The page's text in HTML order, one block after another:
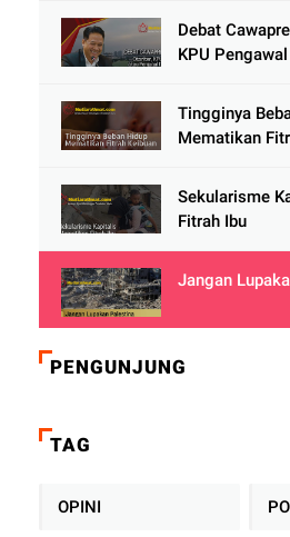
Debat
KPU
Tingginya
Mematikan
Sekularisme
Fitrah Ibu
Jangan
PENGUNJUNG
TAG
OPINI